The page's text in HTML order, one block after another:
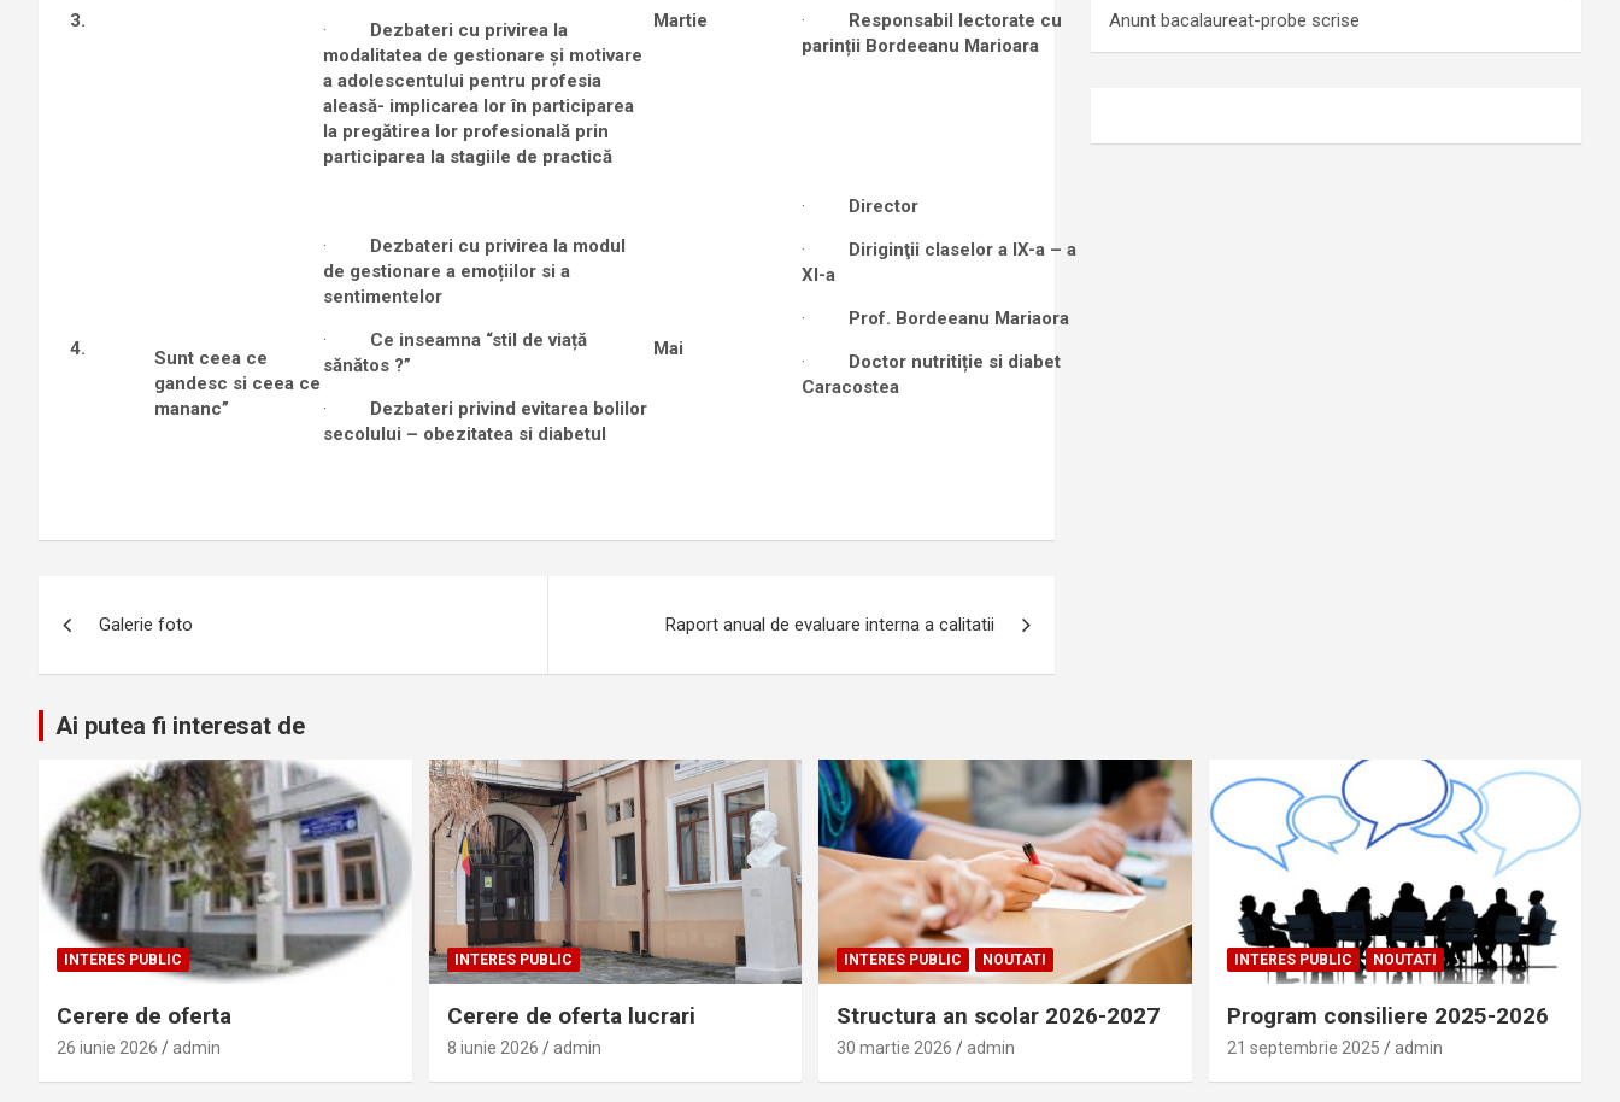
3.
· Dezbateri cu privirea la
modalitatea de gestionare şi motivare
a adolescentului pentru profesia
aleasă- implicarea lor în participarea
la pregătirea lor profesională prin
participarea la stagiile de practică
Martie
· Responsabil lectorate cu
parinții Bordeeanu Marioara
4.
Sunt ceea ce
gandesc si ceea ce
mananc”
· Dezbateri cu privirea la modul
de gestionare a emoțiilor si a
sentimentelor
· Ce inseamna “stil de viață
sănătos ?”
· Dezbateri privind evitarea bolilor
secolului – obezitatea si diabetul
Mai
· Director
· Diriginţii claselor a IX-a – a
XI-a
· Prof. Bordeeanu Mariaora
· Doctor nutritiție si diabet
Caracostea
articole
Galerie foto Raport anual de evaluare interna a calitatii
Anunt bacalaureat-probe scrise
Ai putea fi interesat de
INTERES PUBLIC
Cerere de oferta
26 iunie 2026 admin
INTERES PUBLIC
Cerere de oferta lucrari
8 iunie 2026 admin
INTERES PUBLIC NOUTATI
Structura an scolar 2026-2027
30 martie 2026 admin
INTERES PUBLIC NOUTATI
Program consiliere 2025-2026
21 septembrie 2025 admin